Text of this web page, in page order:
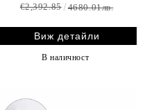
€2,392.85 4680.01лв.
Виж детайли
В наличност